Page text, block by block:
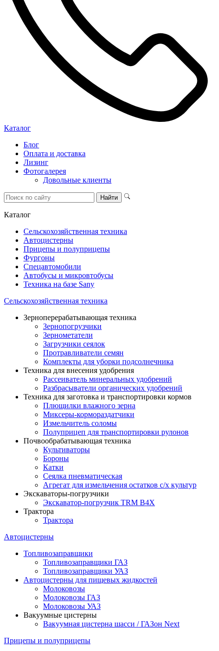
Каталог
Блог
Оплата и доставка
Лизинг
Фотогалерея
Довольные клиенты
Каталог
Сельскохозяйственная техника
Автоцистерны
Прицепы и полуприцепы
Фургоны
Спецавтомобили
Автобусы и микровтобусы
Техника на базе Sany
Сельскохозяйственная техника
Зерноперерабатывающая техника
Зернопогрузчики
Зернометатели
Загрузчики сеялок
Протравливатели семян
Комплекты для уборки подсолнечника
Техника для внесения удобрения
Рассеиватель минеральных удобрений
Разбрасыватели органических удобрений
Техника для заготовка и транспортировки кормов
Плющилки влажного зерна
Миксеры-кормораздатчики
Измельчитель соломы
Полуприцеп для транспортировки рулонов
Почвообрабатывающая техника
Культиваторы
Бороны
Катки
Сеялка пневматическая
Агрегат для измельчения остатков с/х культур
Экскаваторы-погрузчики
Экскаватор-погрузчик TRM B4X
Трактора
Трактора
Автоцистерны
Топливозаправщики
Топливозаправщики ГАЗ
Топливозаправщики УАЗ
Автоцистерны для пищевых жидкостей
Молоковозы
Молоковозы ГАЗ
Молоковозы УАЗ
Вакуумные цистерны
Вакуумная цистерна шасси / ГАЗон Next
Прицепы и полуприцепы